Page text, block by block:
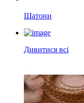
Шатони
Дивитися всі